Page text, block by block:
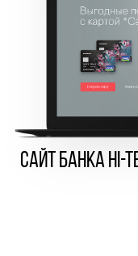
Сайт банка Hi-